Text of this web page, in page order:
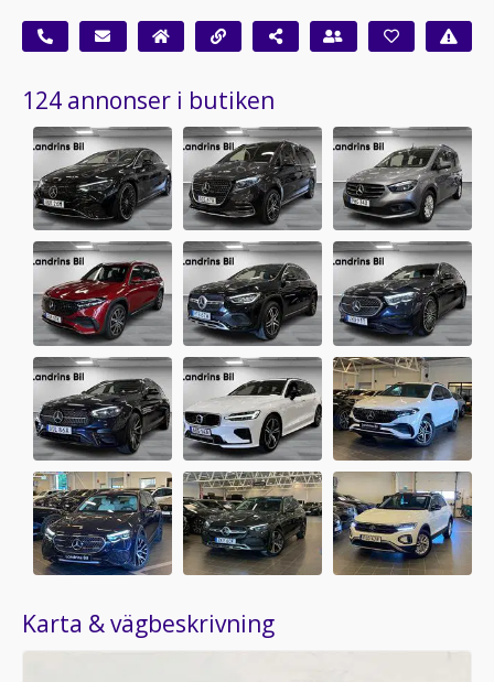
124 annonser i butiken
Karta & vägbeskrivning